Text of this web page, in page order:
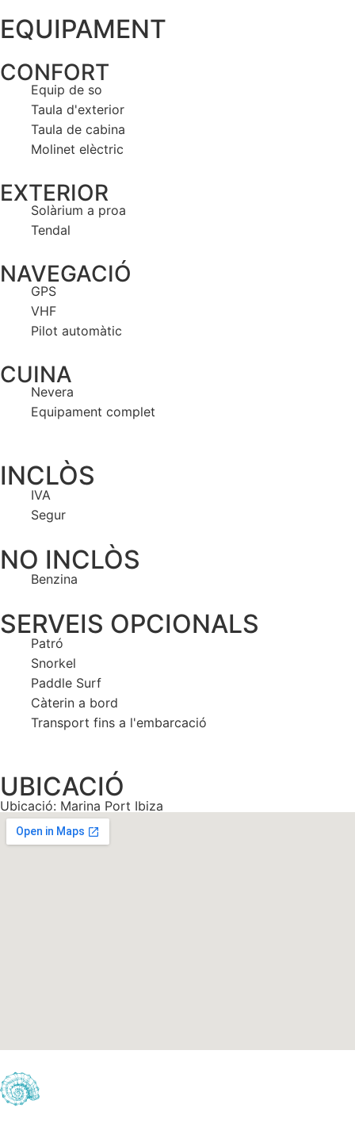
EQUIPAMENT
CONFORT
Equip de so
Taula d'exterior
Taula de cabina
Molinet elèctric
EXTERIOR
Solàrium a proa
Tendal
NAVEGACIÓ
GPS
VHF
Pilot automàtic
CUINA
Nevera
Equipament complet
INCLÒS
IVA
Segur
NO INCLÒS
Benzina
SERVEIS OPCIONALS
Patró
Snorkel
Paddle Surf
Càterin a bord
Transport fins a l'embarcació
UBICACIÓ
Ubicació: Marina Port Ibiza